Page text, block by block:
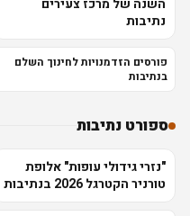
השנה של מרכז צעירים
נתיבות
פורסים הזדמנויות לחינוך השלם
בנתיבות
ספורט נתיבות
"נזרי גידולי עופות" אלופת
טורניר הקטרגל 2026 בנתיבות